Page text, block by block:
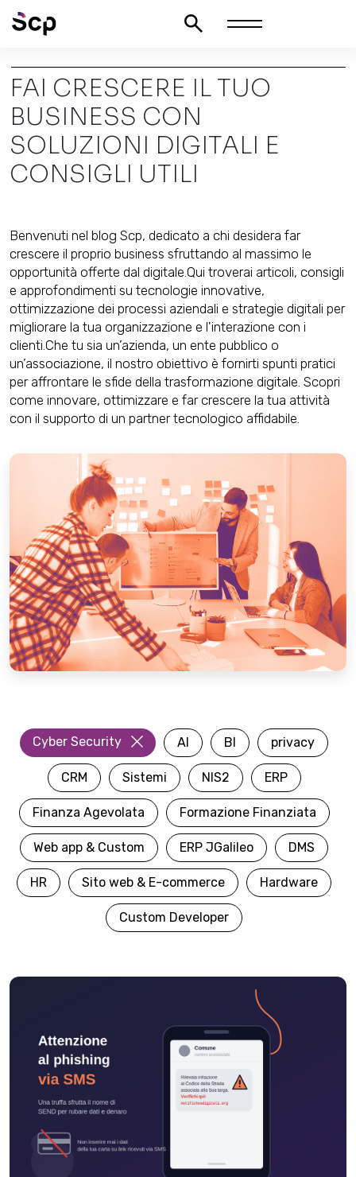
FAI CRESCERE IL TUO
BUSINESS CON
SOLUZIONI DIGITALI E
CONSIGLI UTILI
Benvenuti nel blog Scp, dedicato a chi desidera far
crescere il proprio business sfruttando al massimo le
opportunità offerte dal digitale.Qui troverai articoli, consigli
e approfondimenti su tecnologie innovative,
ottimizzazione dei processi aziendali e strategie digitali per
migliorare la tua organizzazione e l'interazione con i
clienti.Che tu sia un’azienda, un ente pubblico o
un’associazione, il nostro obiettivo è fornirti spunti pratici
per affrontare le sfide della trasformazione digitale. Scopri
come innovare, ottimizzare e far crescere la tua attività
con il supporto di un partner tecnologico affidabile.
Cyber Security AI BI privacy
CRM Sistemi NIS2 ERP
Finanza Agevolata Formazione Finanziata
Web app & Custom ERP JGalileo DMS
HR Sito web & E-commerce Hardware
Custom Developer